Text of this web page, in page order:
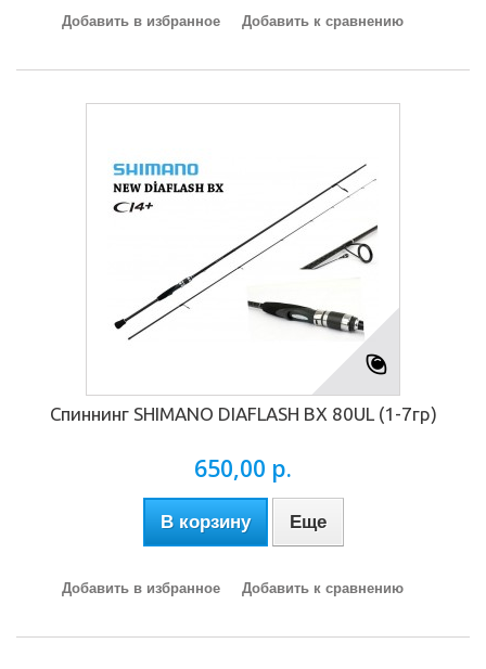
Добавить в избранное Добавить к сравнению
Спиннинг SHIMANO DIAFLASH BX 80UL (1-7гр)
650,00 р.
В корзину Еще
Добавить в избранное Добавить к сравнению